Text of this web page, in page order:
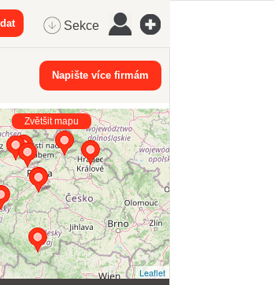
Sekce
Napište více firmám
Leaflet
Zvětšit mapu